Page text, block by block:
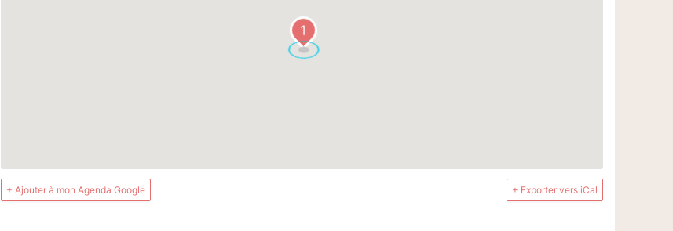
1
+ Ajouter à mon Agenda Google + Exporter vers iCal